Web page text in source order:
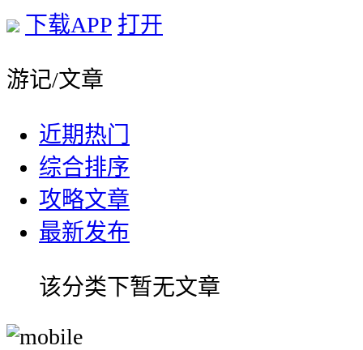
下载APP 打开
游记/文章
近期热门
综合排序
攻略文章
最新发布
该分类下暂无文章